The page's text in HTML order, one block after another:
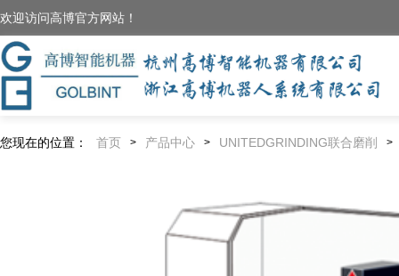
欢迎访问高博官方网站！
您现在的位置： 首页 > 产品中心 > UNITEDGRINDING联合磨削 >